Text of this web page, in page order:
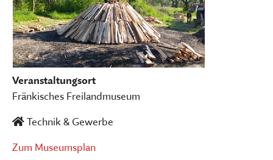
Veranstaltungsort
Fränkisches Freilandmuseum
Technik & Gewerbe
Zum Museumsplan